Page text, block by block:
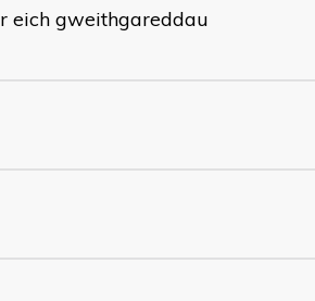
eich gweithgareddau